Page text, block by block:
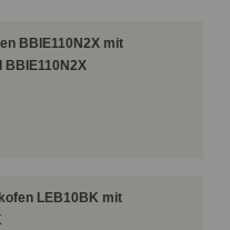
BBIE110N2X mit
BBIE110N2X
LEB10BK mit